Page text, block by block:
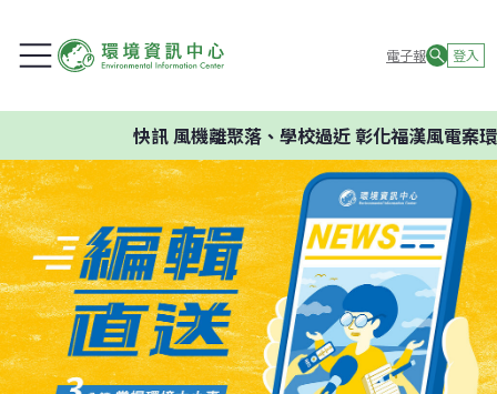
電子報 登入
快訊風機離聚落、學校過近 彰化福漢風電案環